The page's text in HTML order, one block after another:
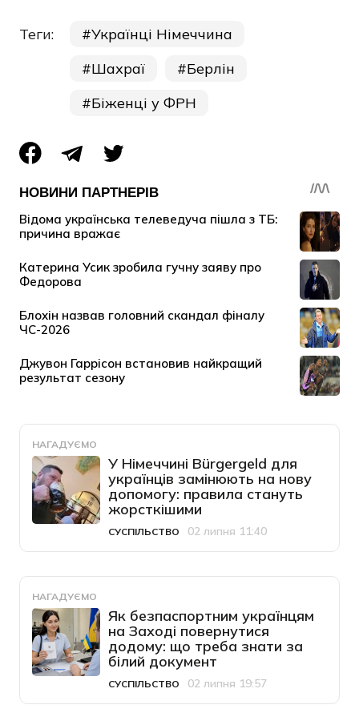
Теги:
Українці Німеччина
Шахраї
Берлін
Біженці у ФРН
НАГАДУЄМО
У Німеччині Bürgergeld для
українців замінюють на нову
допомогу: правила стануть
жорсткішими
Категорія
СУСПІЛЬСТВО
Дата публікації02 липня 11:40
НАГАДУЄМО
Як безпаспортним українцям
на Заході повернутися
додому: що треба знати за
білий документ
Категорія
СУСПІЛЬСТВО
Дата публікації02 липня 19:57